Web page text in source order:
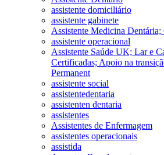
assistente domiciliário
assistente gabinete
Assistente Medicina
assistente operacional
Assistente Saúde UK; Lar e
Certificadas; Apoio na
Permanent
assistente social
assistentedentaria
assistenten dentaria
assistentes
Assistentes de Enfermagem
assistentes operacionais
assistida